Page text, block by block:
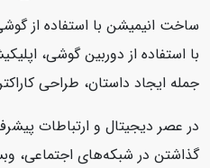
ساخت انیمیشن با استفاده از
با استفاده از دوربین گوشی،
جمله ایجاد داستان، طراحی
در عصر دیجیتال و ارتباطات
گذاشتن در شبکه‌های اجتماعی،